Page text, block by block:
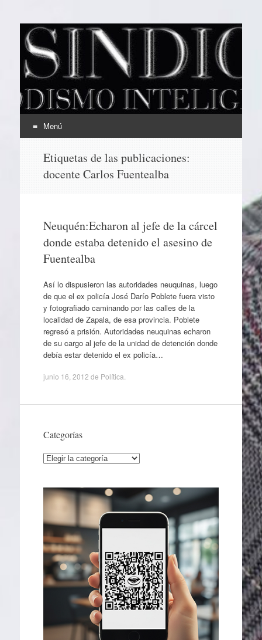
EL SINDICAL
Periodismo Inteligente
Menú
contenido
Etiquetas de las publicaciones:
docente Carlos Fuentealba
Neuquén:Echaron al jefe de la cárcel
donde estaba detenido el asesino de
Fuentealba
Así lo dispusieron las autoridades neuquinas, luego
de que el ex policía José Darío Poblete fuera visto
y fotografiado caminando por las calles de la
localidad de Zapala, de esa provincia. Poblete
regresó a prisión. Autoridades neuquinas echaron
de su cargo al jefe de la unidad de detención donde
debía estar detenido el ex policía…
junio 16, 2012 de Política
Categorías
Categorías